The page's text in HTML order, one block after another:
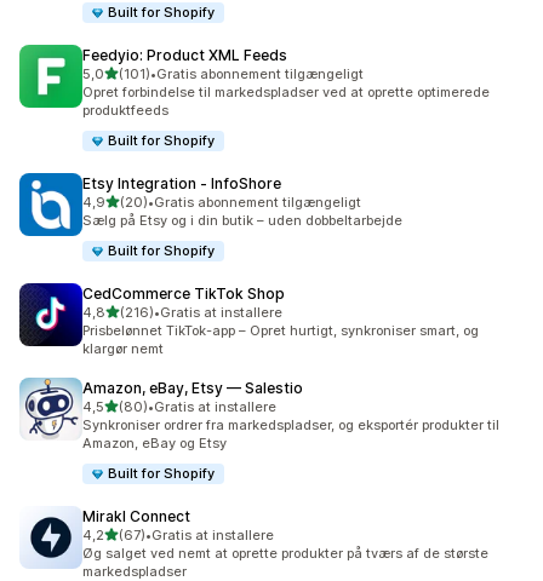
Built for Shopify
Feedyio: Product XML Feeds
5,0ud af 5 stjerner
(101)
101 anmeldelser i alt
•Gratis abonnement tilgængeligt
Opret forbindelse til markedspladser ved at oprette optimerede
produktfeeds
Built for Shopify
Etsy Integration ‑ InfoShore
4,9ud af 5 stjerner
(20)
20 anmeldelser i alt
•Gratis abonnement tilgængeligt
Sælg på Etsy og i din butik – uden dobbeltarbejde
Built for Shopify
CedCommerce TikTok Shop
4,8ud af 5 stjerner
(216)
216 anmeldelser i alt
•Gratis at installere
Prisbelønnet TikTok-app – Opret hurtigt, synkroniser smart, og
klargør nemt
Amazon, eBay, Etsy — Salestio
4,5ud af 5 stjerner
(80)
80 anmeldelser i alt
•Gratis at installere
Synkroniser ordrer fra markedspladser, og eksportér produkter til
Amazon, eBay og Etsy
Built for Shopify
Mirakl Connect
4,2ud af 5 stjerner
(67)
67 anmeldelser i alt
•Gratis at installere
Øg salget ved nemt at oprette produkter på tværs af de største
markedspladser